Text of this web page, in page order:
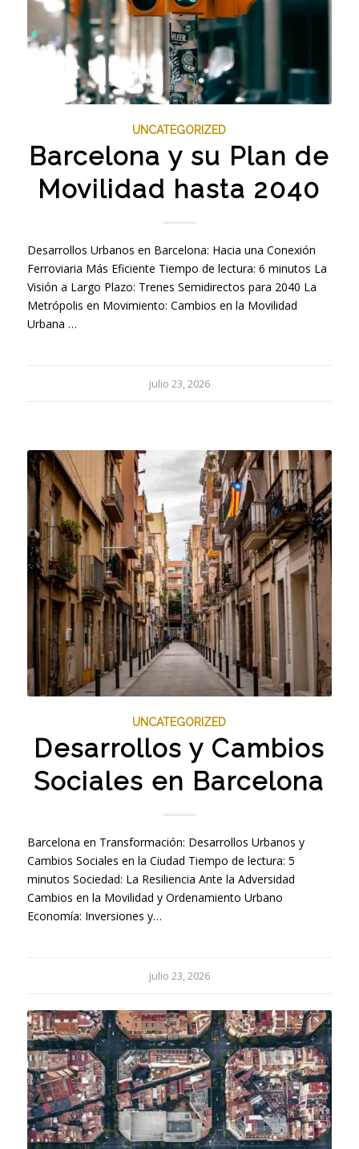
UNCATEGORIZED
Barcelona y su Plan de
Movilidad hasta 2040
Desarrollos Urbanos en Barcelona: Hacia una Conexión
Ferroviaria Más Eficiente Tiempo de lectura: 6 minutos La
Visión a Largo Plazo: Trenes Semidirectos para 2040 La
Metrópolis en Movimiento: Cambios en la Movilidad
Urbana …
julio 23, 2026
UNCATEGORIZED
Desarrollos y Cambios
Sociales en Barcelona
Barcelona en Transformación: Desarrollos Urbanos y
Cambios Sociales en la Ciudad Tiempo de lectura: 5
minutos Sociedad: La Resiliencia Ante la Adversidad
Cambios en la Movilidad y Ordenamiento Urbano
Economía: Inversiones y…
julio 23, 2026